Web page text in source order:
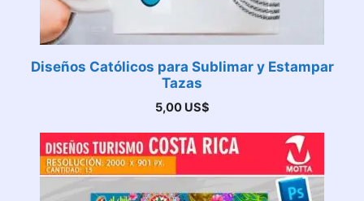
Diseños Católicos para Sublimar y Estampar
Tazas
5,00 US$